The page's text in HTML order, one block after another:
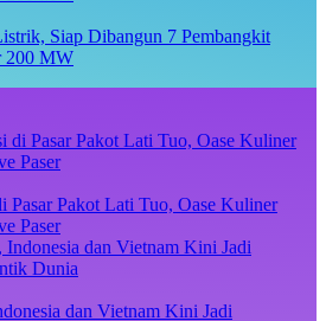
Siap Dibangun 7 Pembangkit
200 MW
Pasar Pakot Lati Tuo, Oase Kuliner
Paser
dan Vietnam Kini Jadi